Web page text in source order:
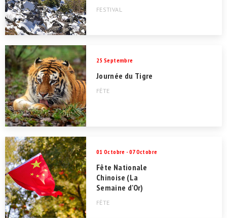
FESTIVAL
25 Septembre
Journée du Tigre
FÊTE
01 Octobre - 07 Octobre
Fête Nationale
Chinoise (La
Semaine d'Or)
FÊTE